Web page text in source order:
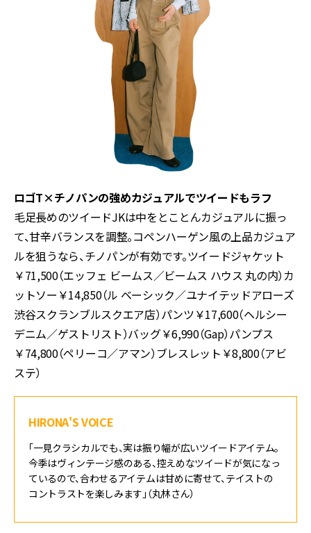
ロゴT×チノパンの強めカジュアルでツイードもラフ
毛足長めのツイードJKは中をとことんカジュアルに振っ
て、甘辛バランスを調整。コペンハーゲン風の上品カジュア
ルを狙うなら、チノパンが有効です。ツイードジャケット
￥71,500（エッフェ ビームス／ビームス ハウス 丸の内）カ
ットソー￥14,850（ル ベーシック／ユナイテッドアローズ
渋谷スクランブルスクエア店）パンツ￥17,600（ヘルシー
デニム／ゲストリスト）バッグ￥6,990（Gap）パンプス
￥74,800（ペリーコ／アマン）ブレスレット￥8,800（アビ
ステ）
HIRONA'S VOICE
「一見クラシカルでも、実は振り幅が広いツイードアイテム。
今季はヴィンテージ感のある、控えめなツイードが気になっ
ているので、合わせるアイテムは甘めに寄せて、テイストの
コントラストを楽しみます」（丸林さん）